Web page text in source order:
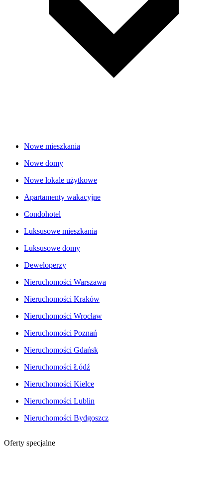
Nowe mieszkania
Nowe domy
Nowe lokale użytkowe
Apartamenty wakacyjne
Condohotel
Luksusowe mieszkania
Luksusowe domy
Deweloperzy
Nieruchomości Warszawa
Nieruchomości Kraków
Nieruchomości Wrocław
Nieruchomości Poznań
Nieruchomości Gdańsk
Nieruchomości Łódź
Nieruchomości Kielce
Nieruchomości Lublin
Nieruchomości Bydgoszcz
Oferty specjalne